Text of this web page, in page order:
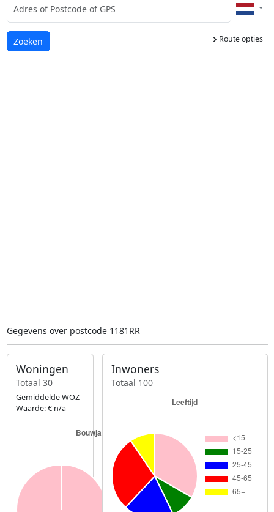
Route opties
Laden...
Zoeken
Gegevens over postcode 1181RR
Woningen
Totaal 30
Gemiddelde WOZ
Waarde: € n/a
Inwoners
Totaal 100